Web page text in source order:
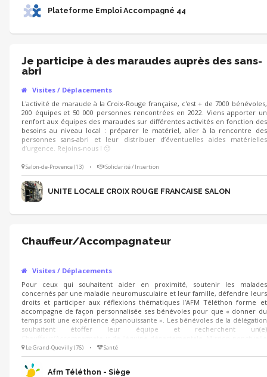
Plateforme Emploi Accompagné 44
Je participe à des maraudes auprès des sans-
abri
Visites / Déplacements
L'activité de maraude à la Croix-Rouge française, c'est + de 7000 bénévoles,
200 équipes et 50 000 personnes rencontrées en 2022. Viens apporter un
renfort aux équipes des maraudes sur différentes activités en fonction des
besoins au niveau local : préparer le matériel, aller à la rencontre des
personnes sans-abri et leur distribuer d’éventuelles aides matérielles
d’urgence. Rejoins-nous ! 🙂
Salon-de-Provence (13) • Solidarité / Insertion
UNITE LOCALE CROIX ROUGE FRANCAISE SALON
Chauffeur/Accompagnateur
Visites / Déplacements
Pour ceux qui souhaitent aider en proximité, soutenir les malades
concernés par une maladie neuromusculaire et leur famille, défendre leurs
droits et participer aux réflexions thématiques l’AFM Téléthon forme et
accompagne de façon personnalisée ses bénévoles pour que « donner du
temps soit une expérience épanouissante ». Les bénévoles de la délégation
souhaitent étoffer leur équipe et recherchent un(e)
selon les besoins de l'équipe et des familles. Votre rôle sera de faciliter la
mobilité des personnes à mobilité réduite et/ou en fauteuil roulant, dans
leurs déplacements pour les activités
Le Grand-Quevilly (76) • Santé
Afm Téléthon - Siège